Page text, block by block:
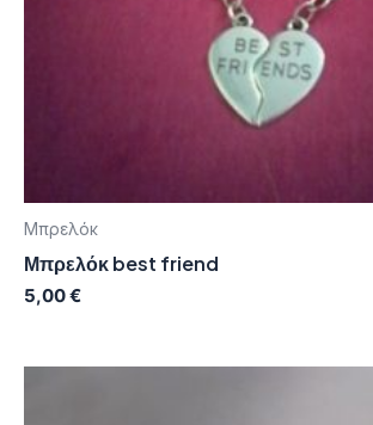
Μπρελόκ
Μπρελόκ best friend
5,00€